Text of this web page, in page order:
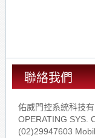
聯絡我們
佑威門控系統科技
OPERATING SYS.
(02)29947603